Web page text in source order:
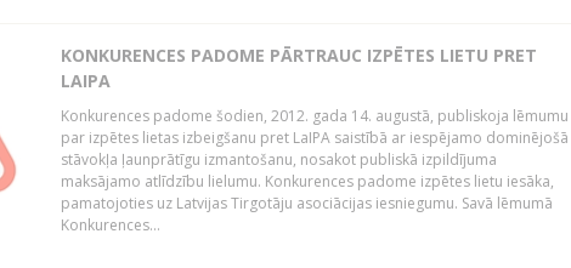
KONKURENCES PADOME PĀRTRAUC IZPĒTES LIETU PRET
LAIPA
Konkurences padome šodien, 2012. gada 14. augustā, publiskoja lēmumu
par izpētes lietas izbeigšanu pret LaIPA saistībā ar iespējamo dominējošā
stāvokļa ļaunprātīgu izmantošanu, nosakot publiskā izpildījuma
maksājamo atlīdzību lielumu. Konkurences padome izpētes lietu iesāka,
pamatojoties uz Latvijas Tirgotāju asociācijas iesniegumu. Savā lēmumā
Konkurences...